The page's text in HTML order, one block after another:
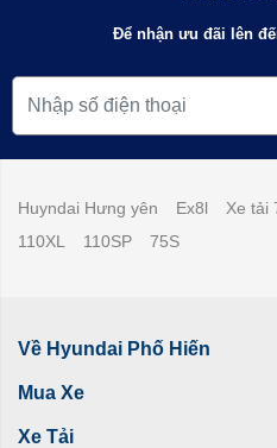
Để nhận ưu đãi lên
Huyndai Hưng yên Ex8l Xe tải
110XL
110SP 75S
Về Hyundai Phố Hiến
Mua Xe
Xe Tải